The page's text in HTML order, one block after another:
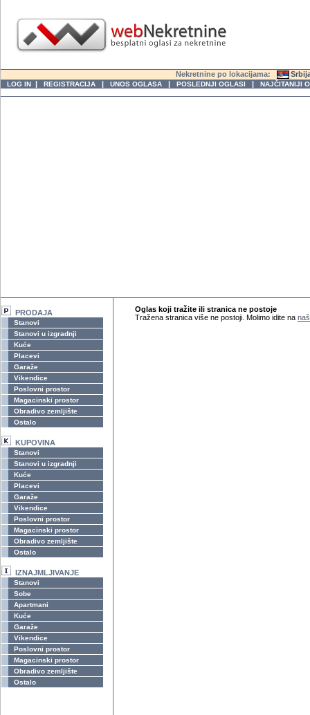
Nekretnine po lokacijama:
LOG IN | REGISTRACIJA | UNOS OGLASA | POSLEDNJI OGLASI | NAJČITANIJI
PRODAJA
Stanovi
Stanovi u izgradnji
Kuće
Placevi
Garaže
Vikendice
Poslovni prostor
Magacinski prostor
Obradivo zemljište
Ostalo
KUPOVINA
Stanovi
Stanovi u izgradnji
Kuće
Placevi
Garaže
Vikendice
Poslovni prostor
Magacinski prostor
Obradivo zemljište
Ostalo
IZNAJMLJIVANJE
Stanovi
Sobe
Apartmani
Kuće
Garaže
Vikendice
Poslovni prostor
Magacinski prostor
Obradivo zemljište
Ostalo
Oglas koji tražite ili stranica ne postoje
Tražena stranica više ne postoji. Molimo idite na